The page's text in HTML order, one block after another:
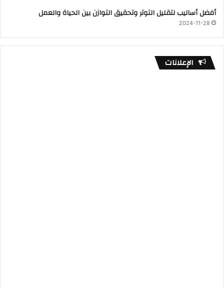
أفضل أساليب لتقليل التوتر وتحقيق التوازن بين الحياة والعمل
2024-11-28
الإعلانات